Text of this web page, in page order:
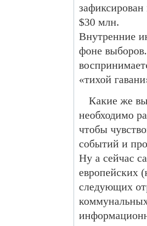
$30 млн.
Внутренние
фоне
«тихой
Какие же
необходимо
чтобы
событий и
Ну а сейчас
европейских
следующих